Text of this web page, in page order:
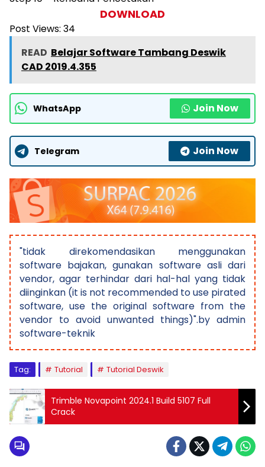
DOWNLOAD
Post Views: 34
READ Belajar Software Tambang Deswik
CAD 2019.4.355
WhatsApp Join Now
Telegram Join Now
"tidak direkomendasikan menggunakan
software bajakan, gunakan software asli dari
vendor, agar terhindar dari hal-hal yang tidak
diinginkan (it is not recommended to use pirated
software, use the original software from the
vendor to avoid unwanted things)".by admin
software-teknik
Tag: Tutorial Tutorial Deswik
Trimble Novapoint 2024.1 Build 5107 Full
Crack